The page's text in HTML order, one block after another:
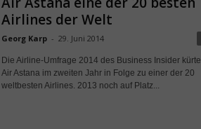
Airlines der Welt
Georg Karp - 29. Juni 2014
Die Airline-Umfrage 2014 des Business Insider kürte
Air Astana im zweiten Jahr in Folge zu einer der 20
weltbesten Airlines. 2013 noch auf Platz...